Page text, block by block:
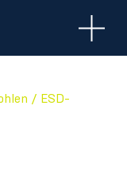
/ ESD-